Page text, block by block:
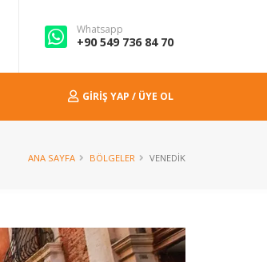
Whatsapp
+90 549 736 84 70
GIRIŞ YAP / ÜYE OL
ANA SAYFA BÖLGELER VENEDIK